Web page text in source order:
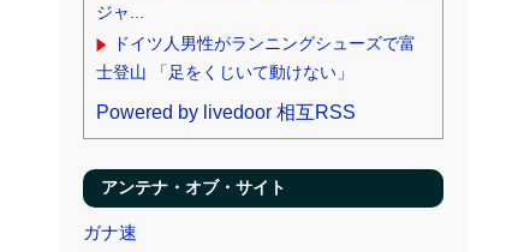
ジャ...
ドイツ人男性がランニングシューズで富
士登山 「足をくじいて動けない」
Powered by livedoor 相互RSS
アンテナ・オブ・サイト
ガナ速